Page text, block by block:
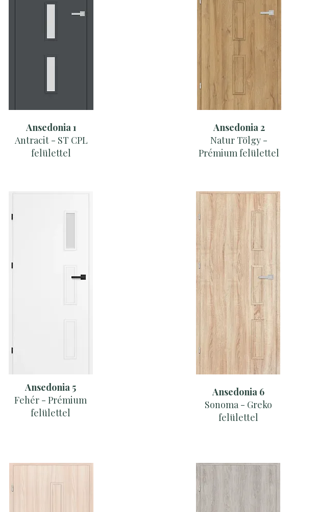
Ansedonia 1
Antracit - ST CPL
felülettel
Ansedonia 5
Fehér - Prémium
felülettel
Ansedonia 2
Natur Tölgy -
Prémium felülettel
Ansedonia 6
Sonoma - Greko
felülettel